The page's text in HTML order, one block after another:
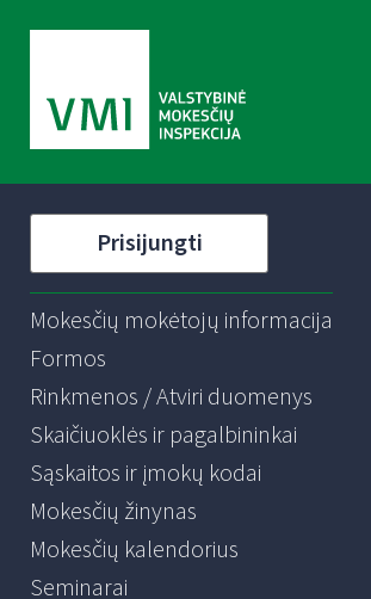
Prisijungti
Mokesčių mokėtojų informacija
Formos
Rinkmenos / Atviri duomenys
Skaičiuoklės ir pagalbininkai
Sąskaitos ir įmokų kodai
Mokesčių žinynas
Mokesčių kalendorius
Seminarai